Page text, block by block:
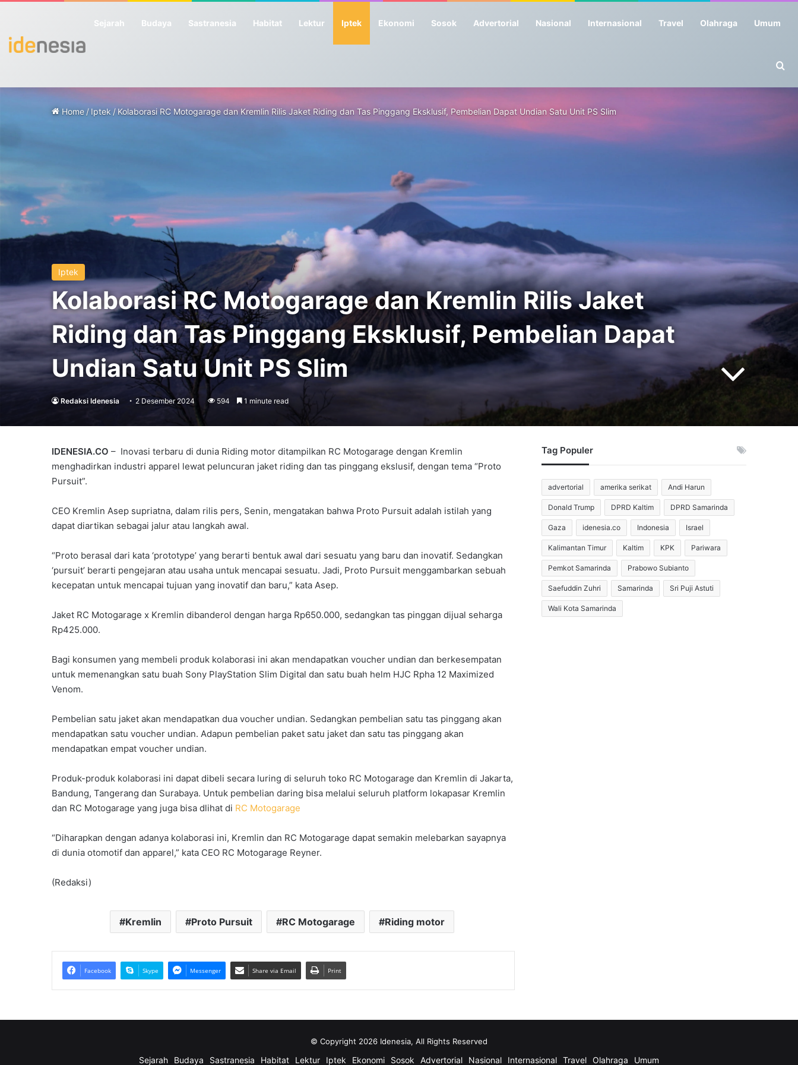
Sejarah Budaya Sastranesia Habitat Lektur Iptek Ekonomi Sosok Advertorial Nasional Internasional Travel Olahraga Umum
Home /Iptek /Kolaborasi RC Motogarage dan Kremlin Rilis Jaket Riding dan Tas Pinggang Eksklusif, Pembelian Dapat Undian Satu Unit PS Slim
Iptek
Kolaborasi RC Motogarage dan Kremlin Rilis Jaket
Riding dan Tas Pinggang Eksklusif, Pembelian Dapat
Undian Satu Unit PS Slim
Redaksi Idenesia 2 Desember 2024 594 1 minute read
IDENESIA.CO – Inovasi terbaru di dunia Riding motor ditampilkan RC Motogarage dengan Kremlin
menghadirkan industri apparel lewat peluncuran jaket riding dan tas pinggang ekslusif, dengan tema “Proto
Pursuit”.
CEO Kremlin Asep supriatna, dalam rilis pers, Senin, mengatakan bahwa Proto Pursuit adalah istilah yang
dapat diartikan sebagai jalur atau langkah awal.
“Proto berasal dari kata ‘prototype’ yang berarti bentuk awal dari sesuatu yang baru dan inovatif. Sedangkan
‘pursuit’ berarti pengejaran atau usaha untuk mencapai sesuatu. Jadi, Proto Pursuit menggambarkan sebuah
kecepatan untuk mencapai tujuan yang inovatif dan baru,” kata Asep.
Jaket RC Motogarage x Kremlin dibanderol dengan harga Rp650.000, sedangkan tas pinggan dijual seharga
Rp425.000.
Bagi konsumen yang membeli produk kolaborasi ini akan mendapatkan voucher undian dan berkesempatan
untuk memenangkan satu buah Sony PlayStation Slim Digital dan satu buah helm HJC Rpha 12 Maximized
Venom.
Pembelian satu jaket akan mendapatkan dua voucher undian. Sedangkan pembelian satu tas pinggang akan
mendapatkan satu voucher undian. Adapun pembelian paket satu jaket dan satu tas pinggang akan
mendapatkan empat voucher undian.
Produk-produk kolaborasi ini dapat dibeli secara luring di seluruh toko RC Motogarage dan Kremlin di Jakarta,
Bandung, Tangerang dan Surabaya. Untuk pembelian daring bisa melalui seluruh platform lokapasar Kremlin
dan RC Motogarage yang juga bisa dlihat di RC Motogarage
“Diharapkan dengan adanya kolaborasi ini, Kremlin dan RC Motogarage dapat semakin melebarkan sayapnya
di dunia otomotif dan apparel,” kata CEO RC Motogarage Reyner.
(Redaksi)
Kremlin Proto Pursuit RC Motogarage Riding motor
Facebook Skype Messenger Share via Email Print
Tag Populer
advertorial amerika serikat Andi Harun
Donald Trump DPRD Kaltim DPRD Samarinda
Gaza idenesia.co Indonesia Israel
Kalimantan Timur Kaltim KPK Pariwara
Pemkot Samarinda Prabowo Subianto
Saefuddin Zuhri Samarinda Sri Puji Astuti
Wali Kota Samarinda
© Copyright 2026 Idenesia, All Rights Reserved
Sejarah Budaya Sastranesia Habitat Lektur Iptek Ekonomi Sosok Advertorial Nasional Internasional Travel Olahraga Umum